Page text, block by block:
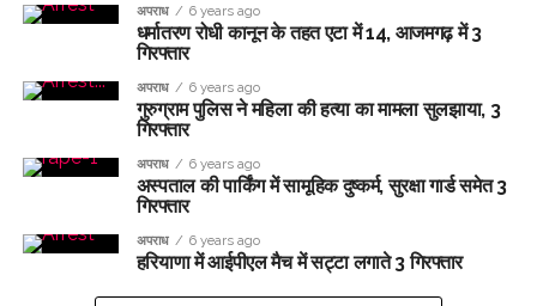
अपराध 6 years ago
धर्मातरण रोधी कानून के तहत एटा में 14, आजमगढ़ में 3
गिरफ्तार
अपराध 6 years ago
गुरुग्राम पुलिस ने महिला की हत्या का मामला सुलझाया, 3
गिरफ्तार
अपराध 6 years ago
अस्पताल की पार्किंग में सामूहिक दुष्कर्म, सुरक्षा गार्ड समेत 3
गिरफ्तार
अपराध 6 years ago
हरियाणा में आईपीएल मैच में सट्टा लगाते 3 गिरफ्तार